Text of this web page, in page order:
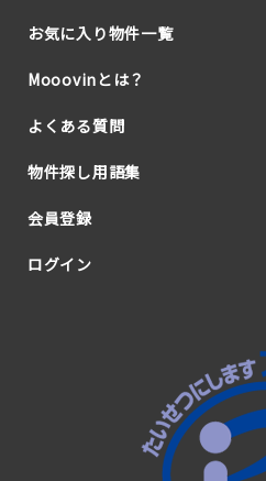
お気に入り物件一覧
Mooovinとは？
よくある質問
物件探し用語集
会員登録
ログイン